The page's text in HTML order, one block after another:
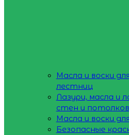
Масла и воски
лестниц
Лазури, масла и
стен и потолков
Масла и воски
Безопасные